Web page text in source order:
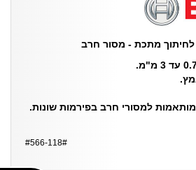
מותאמות למסורי חרב בפירמות שונות.
#566-118#